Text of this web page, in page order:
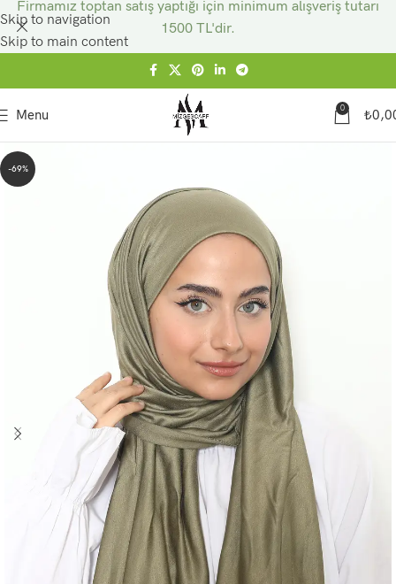
Skip to navigation
Skip to main content
Menu 0 ₺
-69%
Firmamız toptan satış yaptığı için minimum alışveriş tutarı
1500 TL'dir.